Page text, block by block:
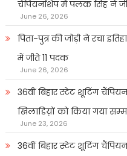
चैंपियनशिप में पलक सिंह ने
June 26, 2026
पिता-पुत्र की जोड़ी ने रचा
में जीते 11 पदक
June 26, 2026
36वीं बिहार स्टेट शूटिंग
खिलाडिय़ों को किया गया
June 23, 2026
36वीं बिहार स्टेट शूटिंग